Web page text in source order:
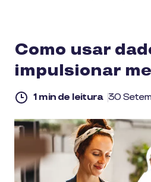
Como usar
impulsionar
1 min de leitura 30